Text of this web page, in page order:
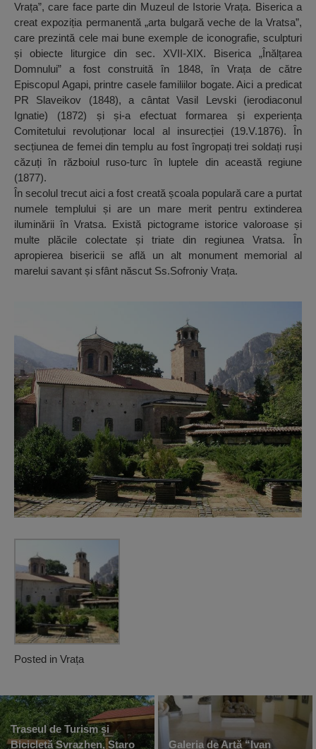
Vrața”, care face parte din Muzeul de Istorie Vrața. Biserica a
creat expoziția permanentă „arta bulgară veche de la Vratsa”,
care prezintă cele mai bune exemple de iconografie, sculpturi
și obiecte liturgice din sec. XVII-XIX. Biserica „Înălțarea
Domnului” a fost construită în 1848, în Vrața de către
Episcopul Agapi, printre casele familiilor bogate. Aici a predicat
PR Slaveikov (1848), a cântat Vasil Levski (ierodiaconul
Ignatie) (1872) și și-a efectuat formarea și experiența
Comitetului revoluționar local al insurecției (19.V.1876). În
secțiunea de femei din templu au fost îngropați trei soldați ruși
căzuți în războiul ruso-turc în luptele din această regiune
(1877).
În secolul trecut aici a fost creată școala populară care a purtat
numele templului și are un mare merit pentru extinderea
iluminării în Vratsa. Există pictograme istorice valoroase și
multe plăcile colectate și triate din regiunea Vratsa. În
apropierea bisericii se află un alt monument memorial al
marelui savant și sfânt născut Ss.Sofroniy Vrața.
Posted in Vrața
Traseul de Turism și
Bicicletă Svrazhen, Staro
Galeria de Artă “Ivan